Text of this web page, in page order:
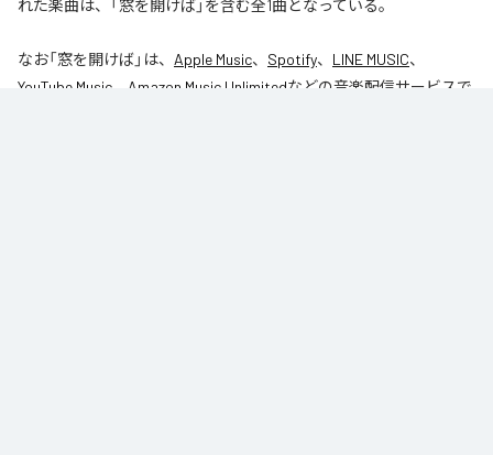
れた楽曲は、「窓を開けば」を含む全1曲となっている。
なお「窓を開けば」は、 Apple Music、 Spotify、 LINE MUSIC、
YouTube Music
Amazon Music Unlimitedなどの音楽配信サービスで